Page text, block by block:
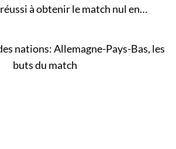
à obtenir le match nul en…